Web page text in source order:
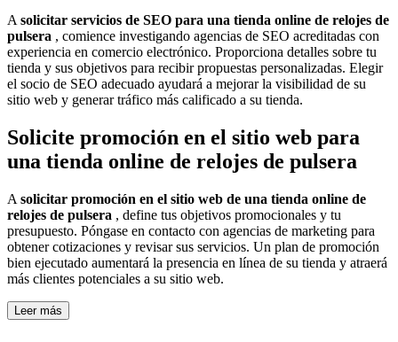
A solicitar servicios de SEO para una tienda online de relojes de
pulsera , comience investigando agencias de SEO acreditadas con
experiencia en comercio electrónico. Proporciona detalles sobre tu
tienda y sus objetivos para recibir propuestas personalizadas. Elegir
el socio de SEO adecuado ayudará a mejorar la visibilidad de su
sitio web y generar tráfico más calificado a su tienda.
Solicite promoción en el sitio web para
una tienda online de relojes de pulsera
A solicitar promoción en el sitio web de una tienda online de
relojes de pulsera , define tus objetivos promocionales y tu
presupuesto. Póngase en contacto con agencias de marketing para
obtener cotizaciones y revisar sus servicios. Un plan de promoción
bien ejecutado aumentará la presencia en línea de su tienda y atraerá
más clientes potenciales a su sitio web.
Leer más